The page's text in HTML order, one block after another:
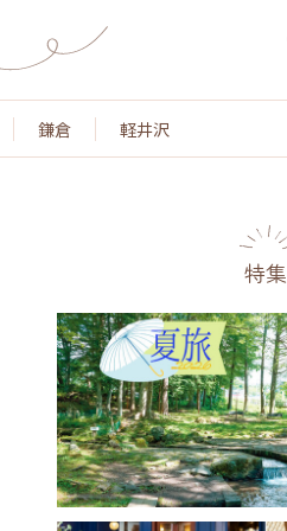
鎌倉 軽井沢
名所・旧跡 温泉・スパ
特集